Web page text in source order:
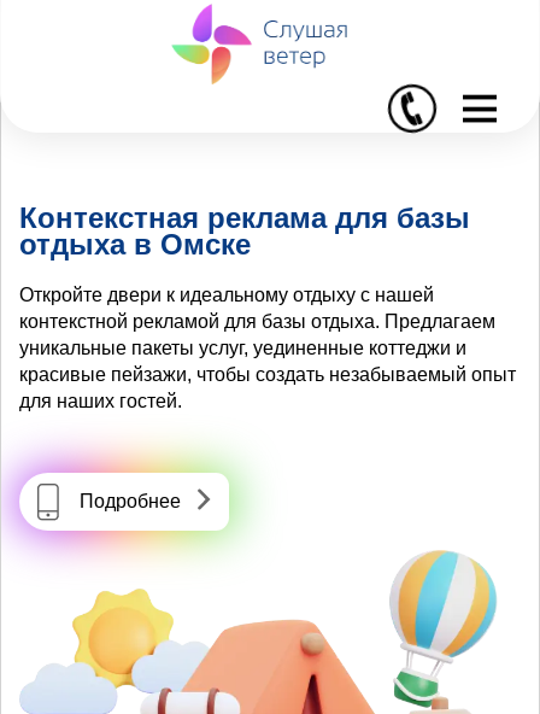
I
Контекстная реклама для базы
отдыха в Омске
Откройте двери к идеальному отдыху с нашей
контекстной рекламой для базы отдыха. Предлагаем
уникальные пакеты услуг, уединенные коттеджи и
красивые пейзажи, чтобы создать незабываемый опыт
для наших гостей.
Подробнее